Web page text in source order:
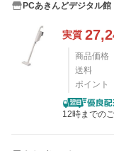
PCあきんどデジタル館
実質
商品価格
送料
ポイント
12時までの